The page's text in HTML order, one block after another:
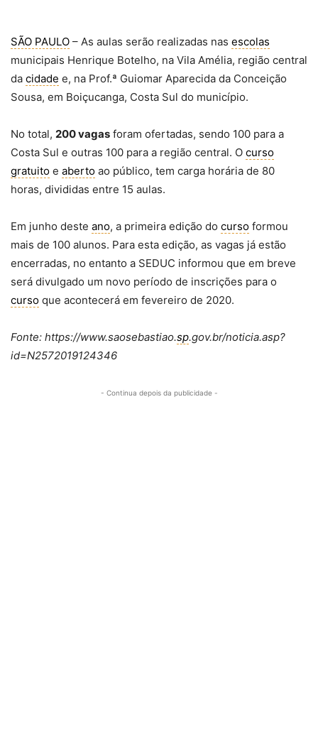
SÃO PAULO – As aulas serão realizadas nas escolas
municipais Henrique Botelho, na Vila Amélia, região central
da cidade e, na Prof.ª Guiomar Aparecida da Conceição
Sousa, em Boiçucanga, Costa Sul do município.
No total, 200 vagas foram ofertadas, sendo 100 para a
Costa Sul e outras 100 para a região central. O curso
gratuito e aberto ao público, tem carga horária de 80
horas, divididas entre 15 aulas.
Em junho deste ano, a primeira edição do curso formou
mais de 100 alunos. Para esta edição, as vagas já estão
encerradas, no entanto a SEDUC informou que em breve
será divulgado um novo período de inscrições para o
curso que acontecerá em fevereiro de 2020.
Fonte: https://www.saosebastiao.sp.gov.br/noticia.asp?
id=N2572019124346
- Continua depois da publicidade -